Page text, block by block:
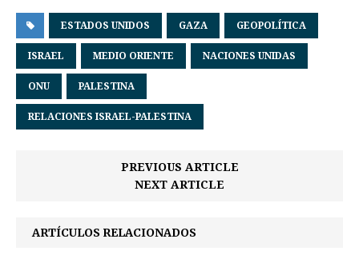
ESTADOS UNIDOS GAZA GEOPOLÍTICA
ISRAEL MEDIO ORIENTE NACIONES UNIDAS
ONU PALESTINA
RELACIONES ISRAEL-PALESTINA
PREVIOUS ARTICLE
NEXT ARTICLE
ARTÍCULOS RELACIONADOS